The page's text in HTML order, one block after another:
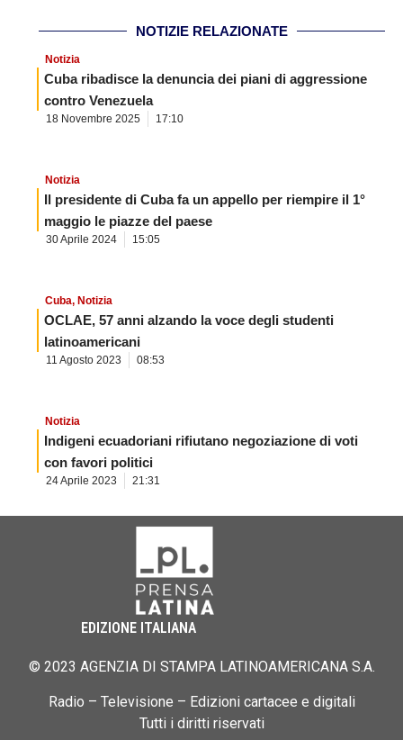
NOTIZIE RELAZIONATE
Notizia
Cuba ribadisce la denuncia dei piani di aggressione
contro Venezuela
18 Novembre 2025 17:10
Notizia
Il presidente di Cuba fa un appello per riempire il 1°
maggio le piazze del paese
30 Aprile 2024 15:05
Cuba, Notizia
OCLAE, 57 anni alzando la voce degli studenti
latinoamericani
11 Agosto 2023 08:53
Notizia
Indigeni ecuadoriani rifiutano negoziazione di voti
con favori politici
24 Aprile 2023 21:31
EDIZIONE ITALIANA
© 2023 AGENZIA DI STAMPA LATINOAMERICANA S.A.
Radio – Televisione – Edizioni cartacee e digitali
Tutti i diritti riservati